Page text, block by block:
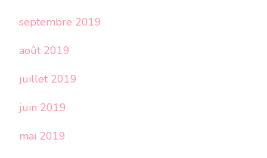
septembre 2019
août 2019
juillet 2019
juin 2019
mai 2019